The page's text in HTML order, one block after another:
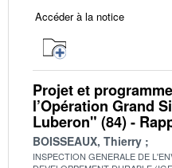
Accéder à la notice
Projet et
l’Opération Grand
Luberon" (84) -
BOISSEAUX, Thierry
INSPECTION GENERALE DE